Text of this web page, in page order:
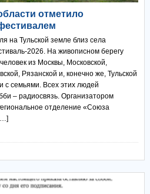
отметило
на Тульской земле близ села
2026. На живописном берегу
из Москвы, Московской,
Рязанской и, конечно же, Тульской
с семьями. Всех этих людей
– радиосвязь. Организатором
отделение «Союза